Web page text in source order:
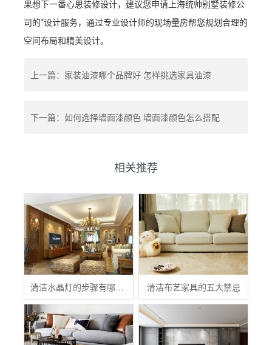
果想下一番心思装修设计，建议您申请上海统帅别墅装修公
司的*设计服务，通过专业设计师的现场量房帮您规划合理的
空间布局和精美设计。
上一篇：家装油漆哪个品牌好 怎样挑选家具油漆
下一篇：如何选择墙面漆颜色 墙面漆颜色怎么搭配
相关推荐
清洁水晶灯的步骤有哪些？ 清洁布艺家具的五大禁忌